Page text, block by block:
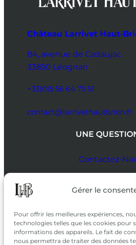
Gérer le
Pour offrir les meilleures expériences,
technologies telles que les cookies pour
informations des appareils. Le fait de
nous permettra de traiter des données
Château Larrivet Haut-
84, avenue de Cadaujac
33850 Léognan
+33(0)5 56 64 75 51
contact@larrivethautbrion.fr
UNE
Contactez-
SUIVEZ-NOUS
SUR LES RÉSEAUX